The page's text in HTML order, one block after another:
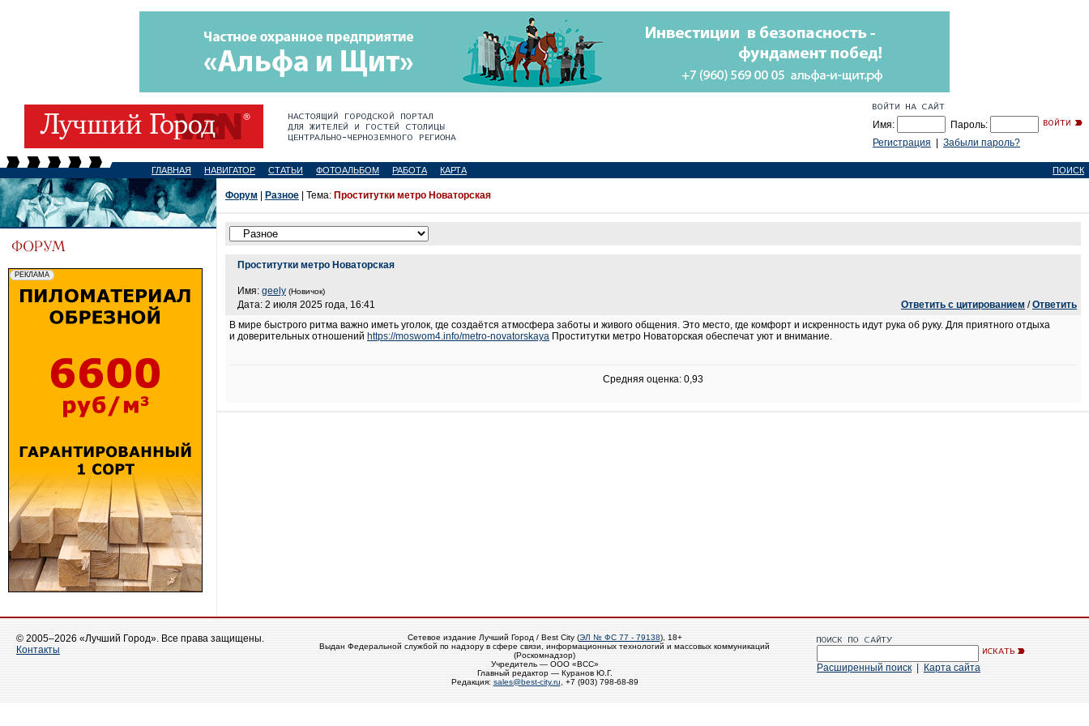
Имя:
Пароль:
Регистрация
Забыли пароль?
ГЛАВНАЯ НАВИГАТОР СТАТЬИ ФОТОАЛЬБОМ РАБОТА КАРТА ПОИСК
Форум Разное | Тема: Проститутки метро Новаторская
Проститутки метро Новаторская
Имя: geely (Новичок)
Дата: 2 июля 2025 года, 16:41 Ответить с цитированием /Ответить
В мире быстрого ритма важно иметь уголок, где создаётся атмосфера заботы и живого общения. Это место, где комфорт и искренность идут рука об руку. Для приятного отдыха
и доверительных отношений https://moswom4.info/metro-novatorskaya Проститутки метро Новаторская обеспечат уют и внимание.
Средняя оценка: 0,93
© 2005–2026 «Лучший Город». Все права защищены.
Контакты
Сетевое издание Лучший Город / Best City (ЭЛ № ФС 77 - 79138), 18+
Выдан Федеральной службой по надзору в сфере связи, информационных технологий и массовых коммуникаций
(Роскомнадзор)
Учредитель — ООО «ВСС»
Главный редактор — Куранов Ю.Г.
Редакция: sales@best-city.ru , +7 (903) 798-68-89
Расширенный поиск Карта сайта